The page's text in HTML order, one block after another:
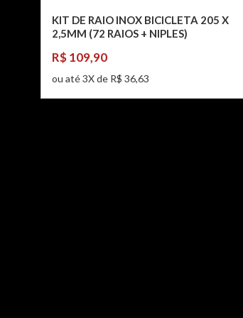
KIT DE RAIO INOX BICICLETA 205 X
2,5MM (72 RAIOS + NIPLES)
R$ 109,90
ou até 3X de R$ 36,63